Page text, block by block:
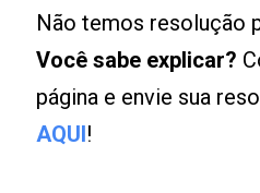
Não temos resolução
Você sabe explicar?
página e envie sua
AQUI!